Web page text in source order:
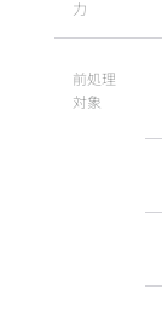
力
前処理
対象